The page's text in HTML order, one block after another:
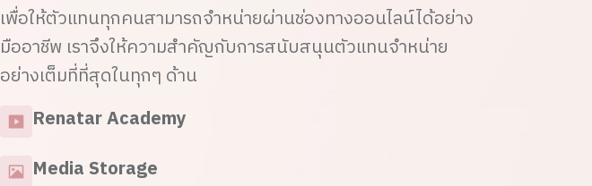
เพื่อให้ตัวแทนทุกคนสามารถจำหน่ายผ่านช่องทางออนไลน์ได้อย่าง
มืออาชีพ เราจึงให้ความสำคัญกับการสนับสนุนตัวแทนจำหน่าย
อย่างเต็มที่ที่สุดในทุกๆ ด้าน
Renatar Academy
Media Storage